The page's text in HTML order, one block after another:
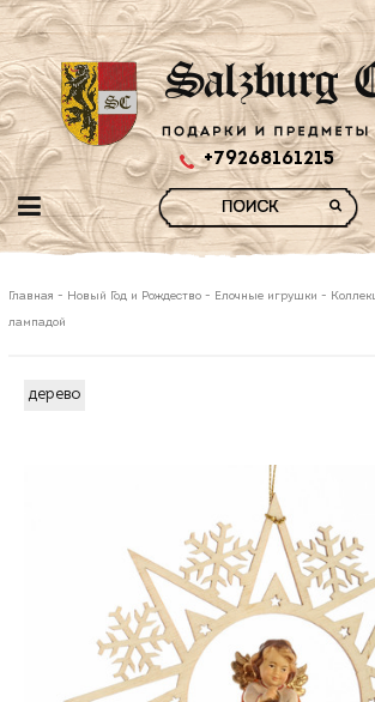
+79268161215
Главная - Новый Год и Рождество - Елочные игрушки -
лампадой
дерево